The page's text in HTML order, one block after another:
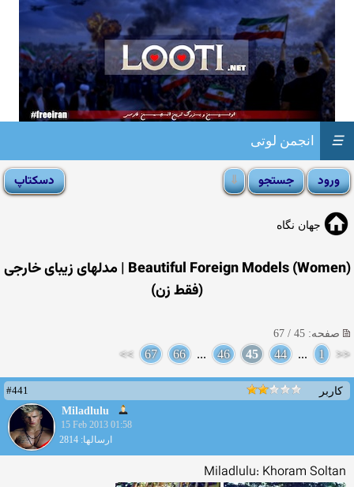
انجمن لوتی ☰
جهان نگاه
(Beautiful Foreign Models (Women | مدلهای زیبای خارجی
(فقط زن)
صفحه: 45 / 67
<<
1
...
44
45
46
...
66
67
>>
کاربر
#441
Miladlulu
15 Feb 2013 01:58
ارسالها: 2814
Miladlulu: Khoram Soltan